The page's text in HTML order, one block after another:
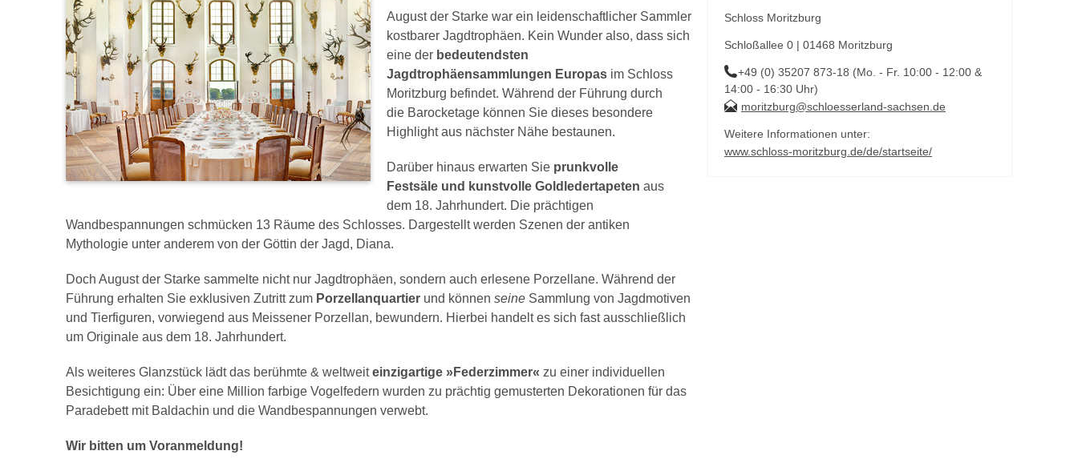
August der Starke war ein leidenschaftlicher Sammler
kostbarer Jagdtrophäen. Kein Wunder also, dass sich
eine der bedeutendsten
Jagdtrophäensammlungen Europas im Schloss
Moritzburg befindet. Während der Führung durch
die Barocketage können Sie dieses besondere
Highlight aus nächster Nähe bestaunen.
Darüber hinaus erwarten Sie prunkvolle
Festsäle und kunstvolle Goldledertapeten aus
dem 18. Jahrhundert. Die prächtigen
Wandbespannungen schmücken 13 Räume des Schlosses. Dargestellt werden Szenen der antiken
Mythologie unter anderem von der Göttin der Jagd, Diana.
Doch August der Starke sammelte nicht nur Jagdtrophäen, sondern auch erlesene Porzellane. Während der
Führung erhalten Sie exklusiven Zutritt zum Porzellanquartier und können seine Sammlung von Jagdmotiven
und Tierfiguren, vorwiegend aus Meissener Porzellan, bewundern. Hierbei handelt es sich fast ausschließlich
um Originale aus dem 18. Jahrhundert.
Als weiteres Glanzstück lädt das berühmte & weltweiteinzigartige »Federzimmer« zu einer individuellen
Besichtigung ein: Über eine Million farbige Vogelfedern wurden zu prächtig gemusterten Dekorationen für das
Paradebett mit Baldachin und die Wandbespannungen verwebt.
Wir bitten um Voranmeldung!
Schloss Moritzburg
Schloßallee 0 | 01468 Moritzburg
+49 (0) 35207 873-18 (Mo. - Fr. 10:00 - 12:00 &
14:00 - 16:30 Uhr)
moritzburg@schloesserland-sachsen.de
Weitere Informationen unter:
www.schloss-moritzburg.de/de/startseite/